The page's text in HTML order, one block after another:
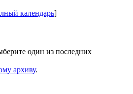
календарь]
один из последних
архиву.